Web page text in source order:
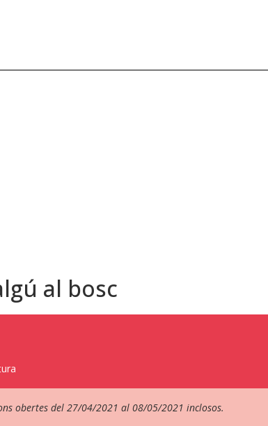
al bosc
obertes del 27/04/2021 al 08/05/2021 inclosos.